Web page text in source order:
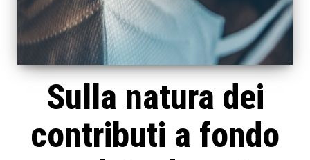
Sulla natura dei
contributi a fondo